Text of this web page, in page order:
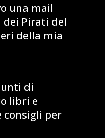
una mail
Pirati del
della mia
di
libri e
consigli per